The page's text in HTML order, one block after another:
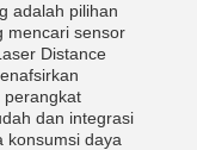
adalah pilihan
mencari sensor
Distance
perangkat
dan integrasi
konsumsi daya